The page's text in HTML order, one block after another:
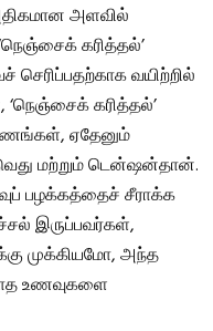
அளவில்
கரித்தல்’
வயிற்றில்
‘நெஞ்சைக் கரித்தல்’
ஏதேனும்
மற்றும் டென்ஷன்தான்.
பழக்கத்தைச் சீராக்க
இருப்பவர்கள்,
முக்கியமோ, அந்த
உணவுகளை